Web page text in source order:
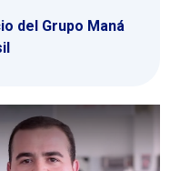
del Grupo Maná